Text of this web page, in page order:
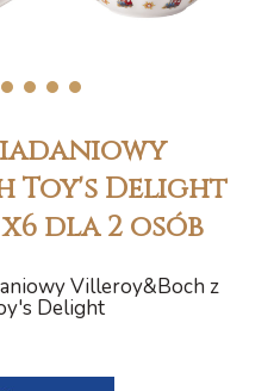
4 5 6 7
Toy's Delight
dla 2 osób
Villeroy&Boch z
Delight